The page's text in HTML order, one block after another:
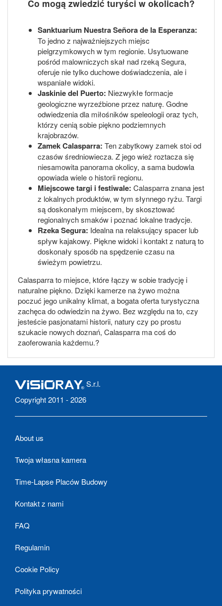
Co mogą zwiedzić turyści w okolicach?
Sanktuarium Nuestra Señora de la Esperanza:
To jedno z najważniejszych miejsc
pielgrzymkowych w tym regionie. Usytuowane
pośród malowniczych skał nad rzeką Segura,
oferuje nie tylko duchowe doświadczenia, ale i
wspaniałe widoki.
Jaskinie del Puerto: Niezwykłe formacje
geologiczne wyrzeźbione przez naturę. Godne
odwiedzenia dla miłośników speleologii oraz tych,
którzy cenią sobie piękno podziemnych
krajobrazów.
Zamek Calasparra: Ten zabytkowy zamek stoi od
czasów średniowiecza. Z jego wież roztacza się
niesamowita panorama okolicy, a sama budowla
opowiada wiele o historii regionu.
Miejscowe targi i festiwale: Calasparra znana jest
z lokalnych produktów, w tym słynnego ryżu. Targi
są doskonałym miejscem, by skosztować
regionalnych smaków i poznać lokalne tradycje.
Rzeka Segura: Idealna na relaksujący spacer lub
spływ kajakowy. Piękne widoki i kontakt z naturą to
doskonały sposób na spędzenie czasu na
świeżym powietrzu.
Calasparra to miejsce, które łączy w sobie tradycję i
naturalne piękno. Dzięki kamerze na żywo można
poczuć jego unikalny klimat, a bogata oferta turystyczna
zachęca do odwiedzin na żywo. Bez względu na to, czy
jesteście pasjonatami historii, natury czy po prostu
szukacie nowych doznań, Calasparra ma coś do
zaoferowania każdemu.?
S.r.l.
Copyright 2011 - 2026
About us
Twoja własna kamera
Time-Lapse Placów Budowy
Kontakt z nami
FAQ
Regulamin
Cookie Policy
Polityka prywatności